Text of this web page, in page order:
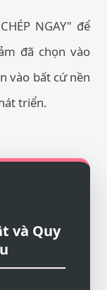
NGAY" để
đã chọn vào
vào bất cứ nền
triển.
và Quy